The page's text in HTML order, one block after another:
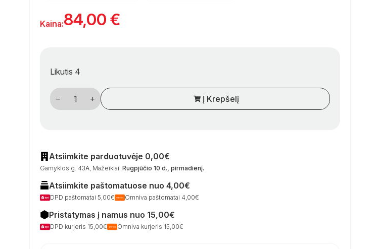
Kaina:84,00 €
Likutis 4
produkto
kiekis:
Sulankstoma
ir
2D
tinklelio
audiniu
–
keliaujant
kemperiu
Į Krepšelį
Atsiimkite parduotuvėje 0,00€
Gamyklos g. 43A, Mažeikiai Rugpjūčio 10 d., pirmadienį.
Atsiimkite paštomatuose nuo 4,00€
DPD paštomatai 5,00€ Omniva paštomatai 4,00€
Pristatymas į namus nuo 15,00€
DPD kurjeris 15,00€ Omniva kurjeris 15,00€